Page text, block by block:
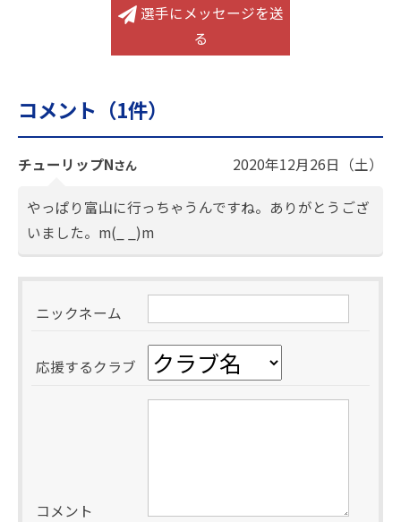
選手にメッセージを送
る
コメント（1件）
チューリップNさん 2020年12月26日（土）
やっぱり富山に行っちゃうんですね。ありがとうござ
いました。m(_ _)m
ニックネーム
応援するクラブ
コメント